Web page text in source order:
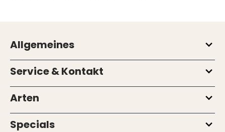
Allgemeines
Service & Kontakt
Arten
Specials